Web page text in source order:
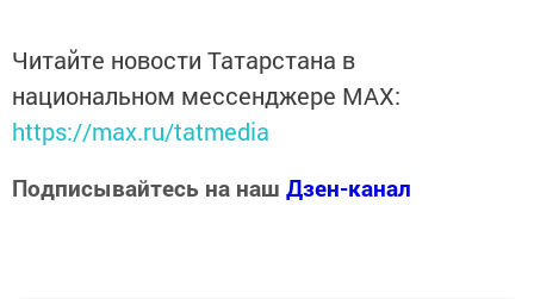
Читайте новости Татарстана в
национальном мессенджере MАХ:
https://max.ru/tatmedia
Подписывайтесь на наш Дзен-канал